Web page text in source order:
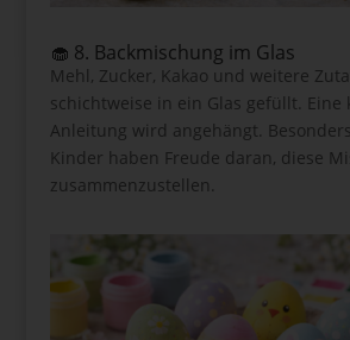
🧁 8. Backmischung im Glas
Mehl, Zucker, Kakao und weitere
schichtweise in ein Glas gefüllt. Eine
Anleitung wird angehängt.
Kinder haben Freude daran, diese
zusammenzustellen.